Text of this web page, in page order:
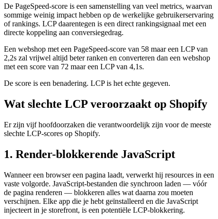
De PageSpeed-score is een samenstelling van veel metrics, waarvan
sommige weinig impact hebben op de werkelijke gebruikerservaring
of rankings. LCP daarentegen is een direct rankingsignaal met een
directe koppeling aan conversiegedrag.
Een webshop met een PageSpeed-score van 58 maar een LCP van
2,2s zal vrijwel altijd beter ranken en converteren dan een webshop
met een score van 72 maar een LCP van 4,1s.
De score is een benadering. LCP is het echte gegeven.
Wat slechte LCP veroorzaakt op Shopify
Er zijn vijf hoofdoorzaken die verantwoordelijk zijn voor de meeste
slechte LCP-scores op Shopify.
1. Render-blokkerende JavaScript
Wanneer een browser een pagina laadt, verwerkt hij resources in een
vaste volgorde. JavaScript-bestanden die synchroon laden — vóór
de pagina renderen — blokkeren alles wat daarna zou moeten
verschijnen. Elke app die je hebt geïnstalleerd en die JavaScript
injecteert in je storefront, is een potentiële LCP-blokkering.